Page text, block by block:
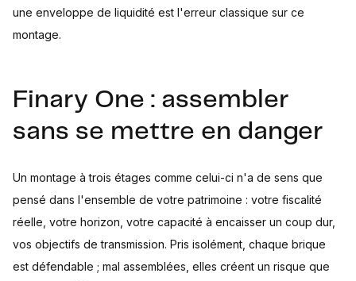
une enveloppe de liquidité est l'erreur classique sur ce
montage.
Finary One : assembler
sans se mettre en danger
Un montage à trois étages comme celui-ci n'a de sens que
pensé dans l'ensemble de votre patrimoine : votre fiscalité
réelle, votre horizon, votre capacité à encaisser un coup dur,
vos objectifs de transmission. Pris isolément, chaque brique
est défendable ; mal assemblées, elles créent un risque que